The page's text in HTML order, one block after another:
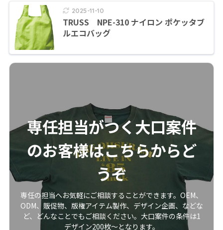
2025-11-10
TRUSS NPE-310 ナイロン ポケッタブ
ルエコバッグ
専任担当がつく大口案件
のお客様はこちらからど
うぞ
専任の担当へお気軽にご相談することができます。OEM、
ODM、販促物、版権アイテム製作、デザイン企画、などな
ど、どんなことでもご相談ください。大口案件の条件は1
デザイン200枚〜となります。